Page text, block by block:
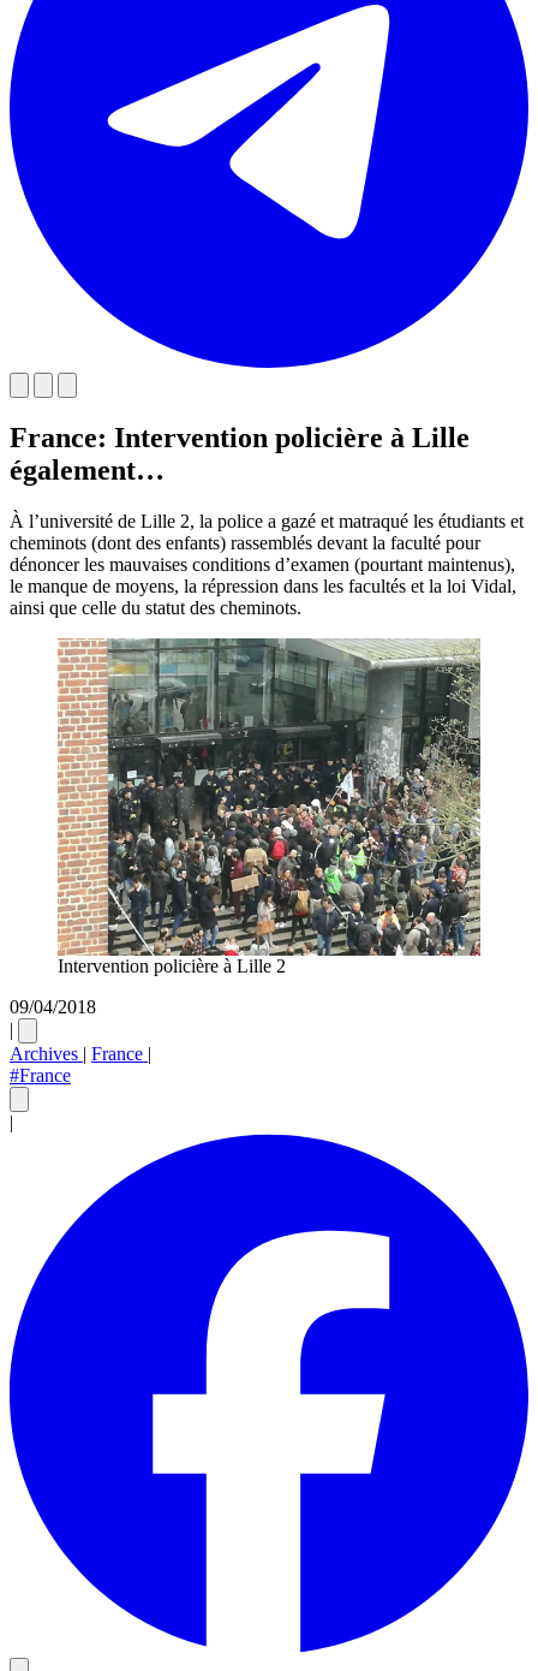
France: Intervention policière à Lille
également…
À l’université de Lille 2, la police a gazé et matraqué les étudiants et
cheminots (dont des enfants) rassemblés devant la faculté pour
dénoncer les mauvaises conditions d’examen (pourtant maintenus),
le manque de moyens, la répression dans les facultés et la loi Vidal,
ainsi que celle du statut des cheminots.
Intervention policière à Lille 2
09/04/2018
|
Archives | France |
#France
|